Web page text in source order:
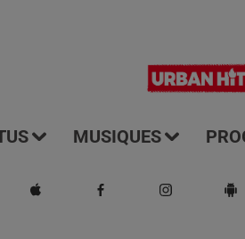
MUSIQUES